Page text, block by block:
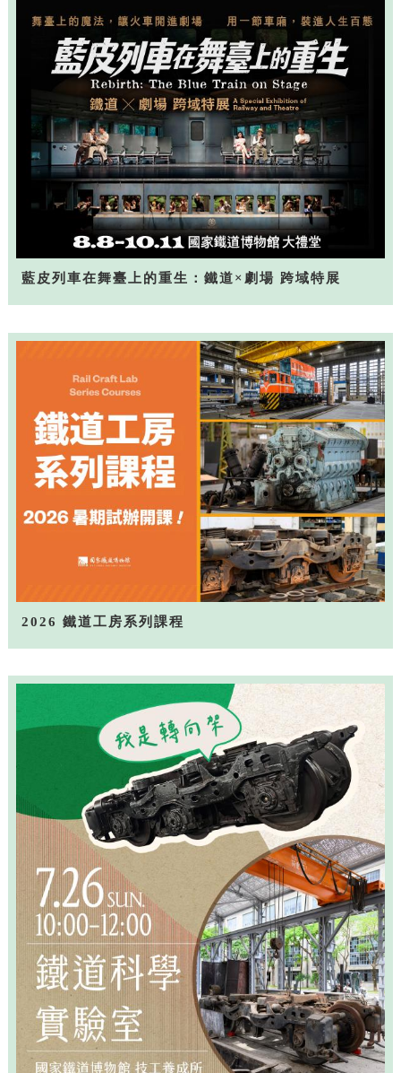
藍皮列車在舞臺上的重生：鐵道×劇場 跨域特展
2026 鐵道工房系列課程